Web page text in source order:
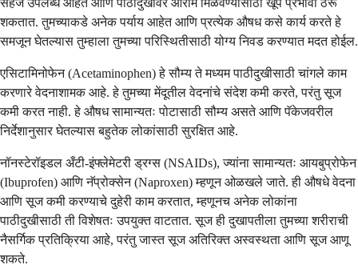
शकतात. तुमच्याकडे अनेक पर्याय आहेत आणि प्रत्येक औषध कसे कार्य करते हे
समजून घेतल्यास तुम्हाला तुमच्या परिस्थितीसाठी योग्य निवड करण्यात मदत होईल.
एसिटामिनोफेन (Acetaminophen) हे सौम्य ते मध्यम पाठीदुखीसाठी चांगले काम
करणारे वेदनाशामक आहे. हे तुमच्या मेंदूतील वेदनांचे संदेश कमी करते, परंतु सूज
कमी करत नाही. हे औषध सामान्यतः पोटासाठी सौम्य असते आणि पॅकेजवरील
निर्देशानुसार घेतल्यास बहुतेक लोकांसाठी सुरक्षित आहे.
नॉनस्टेरॉइडल अँटी-इंफ्लेमेटरी ड्रग्स (NSAIDs), ज्यांना सामान्यतः आयबुप्रोफेन
(Ibuprofen) आणि नॅप्रोक्सेन (Naproxen) म्हणून ओळखले जाते. ही औषधे वेदना
आणि सूज कमी करण्याचे दुहेरी काम करतात, म्हणूनच अनेक लोकांना
पाठीदुखीसाठी ती विशेषतः उपयुक्त वाटतात. सूज ही दुखापतीला तुमच्या शरीराची
नैसर्गिक प्रतिक्रिया आहे, परंतु जास्त सूज अतिरिक्त अस्वस्थता आणि सूज आणू
शकते.